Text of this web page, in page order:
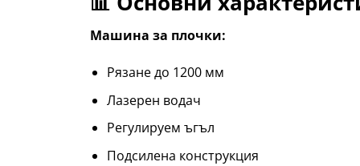
Машина за плочки:
Рязане до 1200 мм
Лазерен водач
Регулируем ъгъл
Подсилена конструкция